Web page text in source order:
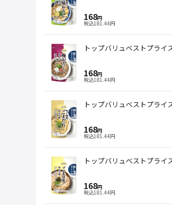
168円
税込181.44円
トップバリュベストプラ
168円
税込181.44円
トップバリュベストプラ
168円
税込181.44円
トップバリュベストプライ
168円
税込181.44円